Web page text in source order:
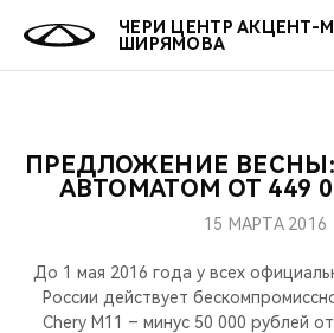
ЧЕРИ ЦЕНТР АКЦЕНТ-
ШИРЯМОВА
МОДЕЛИ
КРОССОВЕРЫ
ПОКУПАТЕЛЯМ
КРЕДИТ И СТРАХОВАНИЕ
ВЛАДЕЛЬЦАМ
ЗАПЧАСТИ И АКСЕССУАРЫ
МИР CHERY
О БРЕНДЕ
АКЦИИ
ОНЛАЙН
КРЕДИТ
О КОМПАНИИ
МЫ В СОЦСЕТЯХ
ПРЕДЛОЖЕНИЕ ВЕСНЫ:
АВТОМАТОМ ОТ 449
15 МАРТА 2016
До 1 мая 2016 года у всех
России действует
Chery M11 – минус 50 000 рублей